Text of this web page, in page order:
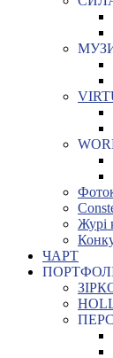
Журі
ЧАРТ